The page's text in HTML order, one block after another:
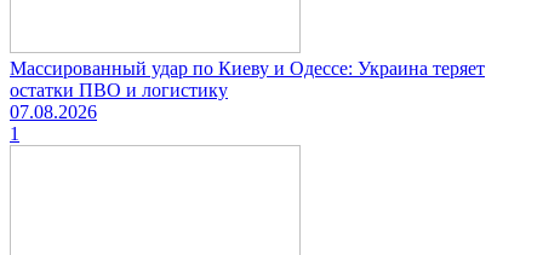
Массированный удар по Киеву и Одессе: Украина теряет
остатки ПВО и логистику
07.08.2026
1